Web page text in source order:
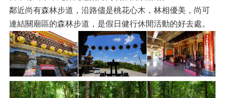
鄰近尚有森林步道，沿路儘是桃花心木，林相優美，尚可
連結關廟區的森林步道，是假日健行休閒活動的好去處。